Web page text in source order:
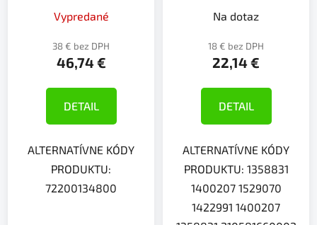
Vypredané
38 € bez DPH
46,74 €
DETAIL
ALTERNATÍVNE KÓDY
PRODUKTU:
72200134800
Na dotaz
18 € bez DPH
22,14 €
DETAIL
ALTERNATÍVNE KÓDY
PRODUKTU: 1358831
1400207 1529070
1422991 1400207